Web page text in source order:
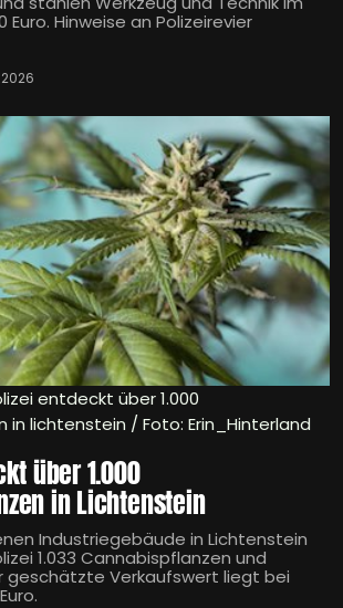
Euro. Hinweise an Polizeirevier
entdeckt über 1.000
in lichtenstein / Foto: Erin_Hinterland
über 1.000
in Lichtenstein
Industriegebäude in Lichtenstein
1.033 Cannabispflanzen und
geschätzte Verkaufswert liegt bei